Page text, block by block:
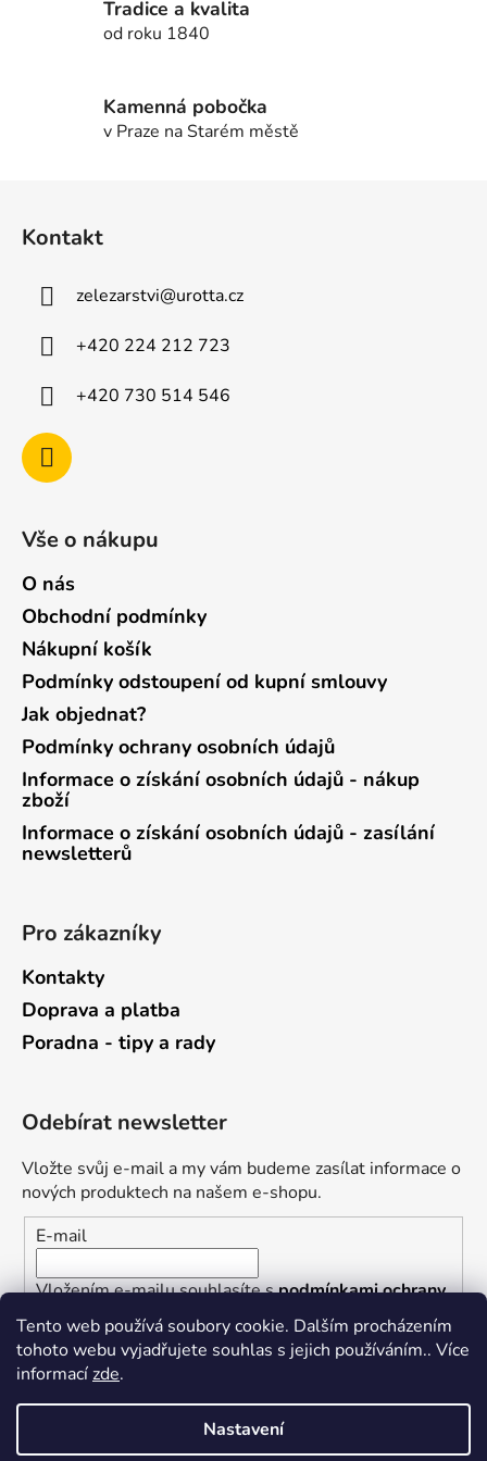
Tento web používá soubory cookie. Dalším procházením
tohoto webu vyjadřujete souhlas s jejich používáním.. Více
informacízde.
Nastavení
k
ý
p
i
Tradice a kvalita
od roku 1840
Kamenná pobočka
v Praze na Starém městě
Kontakt
zelezarstvi@urotta.cz
+420 224 212 723
+420 730 514 546
Vše o nákupu
O nás
Obchodní podmínky
Nákupní košík
Podmínky odstoupení od kupní smlouvy
Jak objednat?
Podmínky ochrany osobních údajů
Informace o získání osobních údajů - nákup
zboží
Informace o získání osobních údajů - zasílání
newsletterů
Pro zákazníky
Kontakty
Doprava a platba
Poradna - tipy a rady
Odebírat newsletter
Vložte svůj e-mail a my vám budeme zasílat informace o
nových produktech na našem e-shopu.
E-mail
Vložením e-mailu souhlasíte spodmínkami ochrany
osobních údajů
PŘIHLÁSIT SE